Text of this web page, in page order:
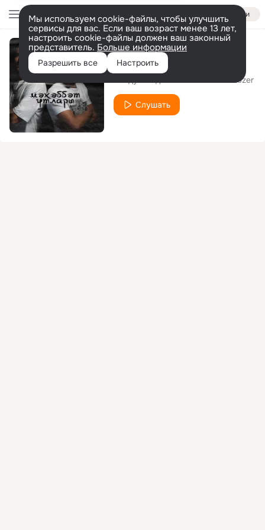
Войти
Мы используем cookie-файлы, чтобы улучшить
сервисы для вас. Если ваш возраст менее 13 лет,
настроить cookie-файлы должен ваш законный
представитель. Больше информации
Разрешить все Настроить
Мәхәббәт утлары
Arthur Mauzer
Слушать